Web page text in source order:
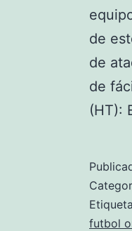
de
de
de
(HT):
futbol